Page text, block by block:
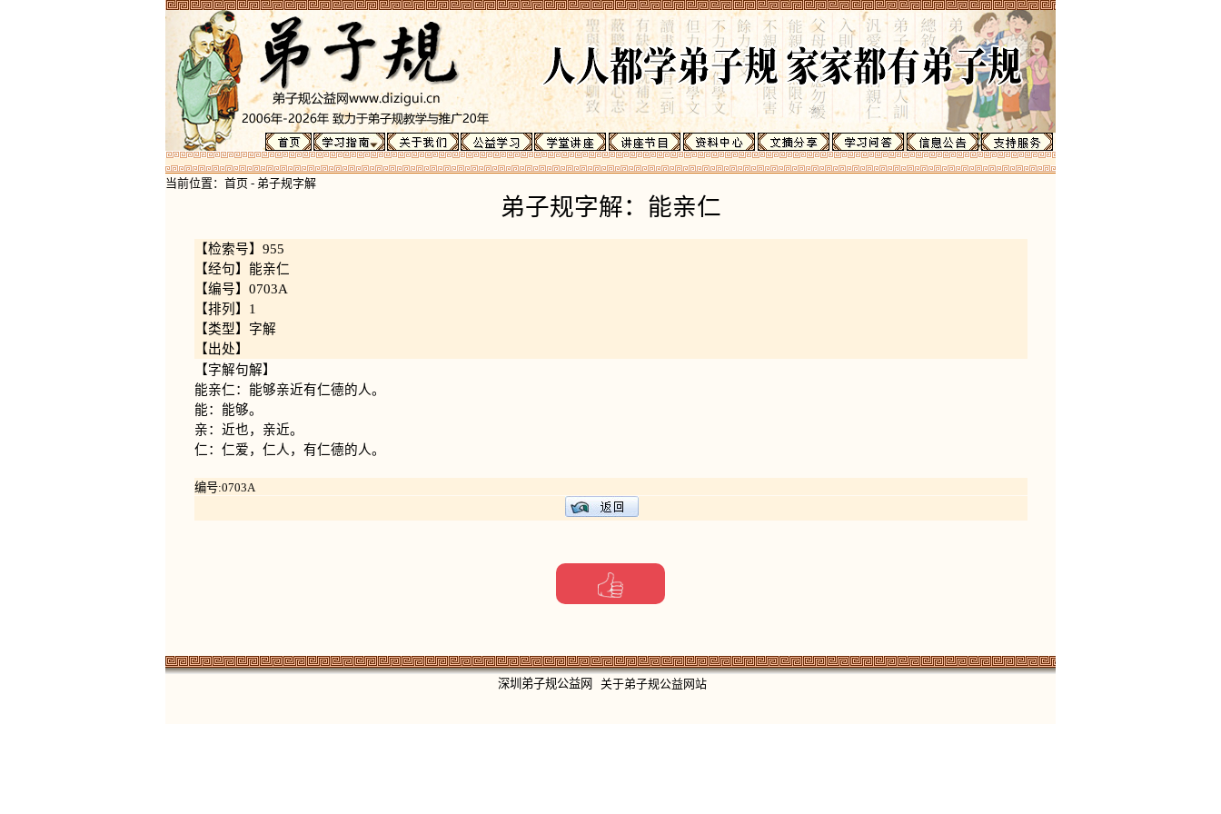
当前位置： 首页 - 弟子规字解
弟子规字解：能亲仁
【检索号】955
【经句】能亲仁
【编号】0703A
【排列】1
【类型】字解
【出处】
【字解句解】
能亲仁：能够亲近有仁德的人。
能：能够。
亲：近也，亲近。
仁：仁爱，仁人，有仁德的人。
编号:0703A
深圳弟子规公益网 关于弟子规公益网站